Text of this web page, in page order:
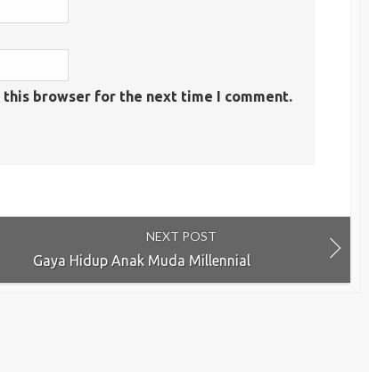
this browser for the next time I comment.
NEXT POST
Gaya Hidup Anak Muda Millennial